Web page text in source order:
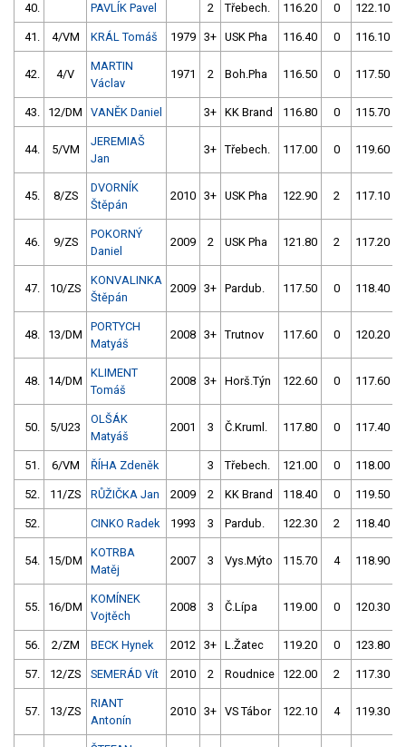
40. PAVLÍK Pavel 2 Třebech. 116.20 0 122.10
41. 4/VM KRÁL Tomáš 1979 3+ USK Pha 116.40 0 116.10
42. 4/V
MARTIN
Václav
1971 2 Boh.Pha 116.50 0 117.50
43. 12/DM VANĚK Daniel 3+ KK Brand 116.80 0 115.70
44. 5/VM
JEREMIAŠ
Jan
3+ Třebech. 117.00 0 119.60
45. 8/ZS
DVORNÍK
Štěpán
2010 3+ USK Pha 122.90 2 117.10
46. 9/ZS
POKORNÝ
Daniel
2009 2 USK Pha 121.80 2 117.20
47. 10/ZS
KONVALINKA
Štěpán
2009 3+ Pardub. 117.50 0 118.40
48. 13/DM
PORTYCH
Matyáš
2008 3+ Trutnov 117.60 0 120.20
48. 14/DM
KLIMENT
Tomáš
2008 3+ Horš.Týn 122.60 0 117.60
50. 5/U23
OLŠÁK
Matyáš
2001 3 Č.Kruml. 117.80 0 117.40
51. 6/VM ŘÍHA Zdeněk 3 Třebech. 121.00 0 118.00
52. 11/ZS RŮŽIČKA Jan 2009 2 KK Brand 118.40 0 119.50
52. CINKO Radek 1993 3 Pardub. 122.30 2 118.40
54. 15/DM
KOTRBA
Matěj
2007 3 Vys.Mýto 115.70 4 118.90
55. 16/DM
KOMÍNEK
Vojtěch
2008 3 Č.Lípa 119.00 0 120.30
56. 2/ZM BECK Hynek 2012 3+ L.Žatec 119.20 0 123.80
57. 12/ZS SEMERÁD Vít 2010 2 Roudnice 122.00 2 117.30
57. 13/ZS
RIANT
Antonín
2010 3+ VS Tábor 122.10 4 119.30